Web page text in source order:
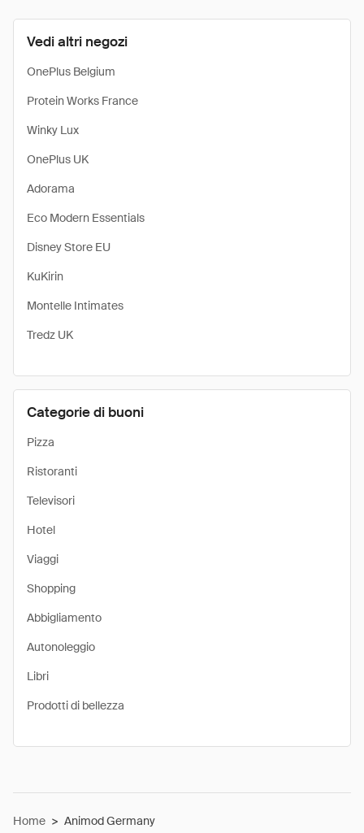
Vedi altri negozi
OnePlus Belgium
Protein Works France
Winky Lux
OnePlus UK
Adorama
Eco Modern Essentials
Disney Store EU
KuKirin
Montelle Intimates
Tredz UK
Categorie di buoni
Pizza
Ristoranti
Televisori
Hotel
Viaggi
Shopping
Abbigliamento
Autonoleggio
Libri
Prodotti di bellezza
Home > Animod Germany